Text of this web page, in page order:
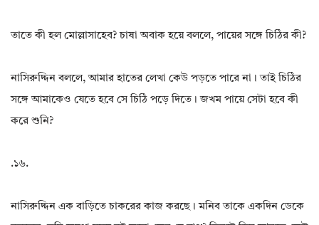
তাতে কী হল মোল্লাসাহেব? চাষা অবাক হয়ে বললে, পায়ের সঙ্গে চিঠির কী?
নাসিরুদ্দিন বললে, আমার হাতের লেখা কেউ পড়তে পারে না। তাই চিঠির
সঙ্গে আমাকেও যেতে হবে সে চিঠি পড়ে দিতে। জখম পায়ে সেটা হবে কী
করে শুনি?
.১৬.
নাসিরুদ্দিন এক বাড়িতে চাকরের কাজ করছে। মনিব তাকে একদিন ডেকে